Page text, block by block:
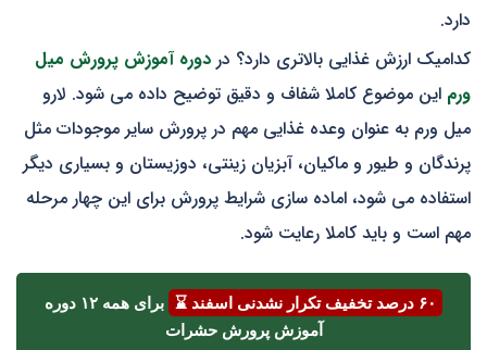
دارد.
کدامیک ارزش غذایی بالاتری دارد؟ در دوره آموزش پرورش میل
ورم این موضوع کاملا شفاف و دقیق توضیح داده می شود. لارو
میل ورم به عنوان وعده غذایی مهم در پرورش سایر موجودات مثل
پرندگان و طیور و ماکیان، آبزیان زینتی، دوزیستان و بسیاری دیگر
استفاده می شود، اماده سازی شرایط پرورش برای این چهار مرحله
مهم است و باید کاملا رعایت شود.
۶۰ درصد تخفیف تکرار نشدنی اسفند ⌛
برای همه ۱۲ دوره
آموزش پرورش حشرات